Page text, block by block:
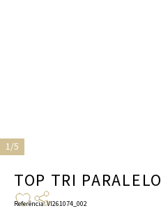
1/5
TOP TRI
Referência:VI261074_002